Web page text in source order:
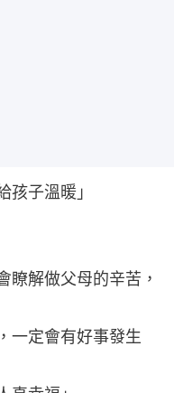
孩子溫暖」
瞭解做父母的辛苦，
一定會有好事發生